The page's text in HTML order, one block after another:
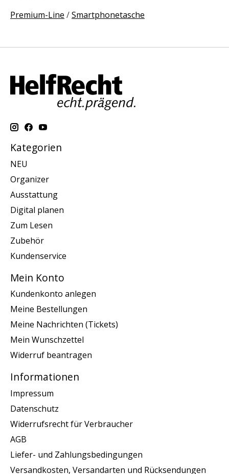
Premium-Line /Smartphonetasche
Kategorien
NEU
Organizer
Ausstattung
Digital planen
Zum Lesen
Zubehör
Kundenservice
Mein Konto
Kundenkonto anlegen
Meine Bestellungen
Meine Nachrichten (Tickets)
Mein Wunschzettel
Widerruf beantragen
Informationen
Impressum
Datenschutz
Widerrufsrecht für Verbraucher
AGB
Liefer- und Zahlungsbedingungen
Versandkosten, Versandarten und Rücksendungen